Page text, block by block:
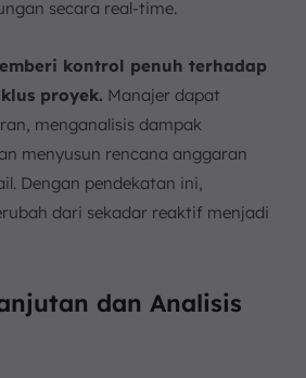
secara real-time.
kontrol penuh terhadap
proyek. Manajer dapat
menganalisis dampak
menyusun rencana anggaran
Dengan pendekatan ini,
dari sekadar reaktif menjadi
dan Analisis